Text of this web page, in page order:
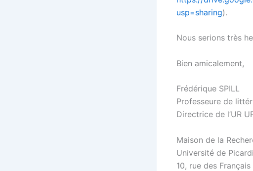
usp=sharing).
Nous serions très
Bien amicalement,
Frédérique SPILL
Professeure de
Directrice de l’UR
Maison de la
Université de
10, rue des